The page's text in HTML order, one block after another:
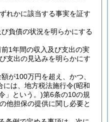
れかに該当する事実を証す
負債の状況を明らかにする
1年間の収入及び支出の実
支出の見込みを明らかにす
が100万円を超え、かつ、
には、地方税法施行令(昭和
」という。)第6条の10の規
他担保の提供に関し必要と